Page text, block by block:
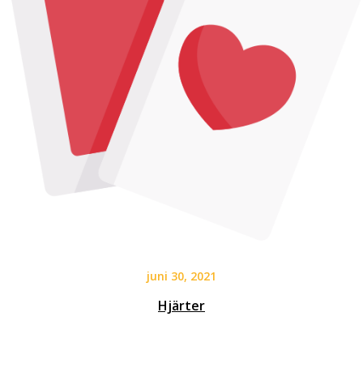
juni 30, 2021
Hjärter